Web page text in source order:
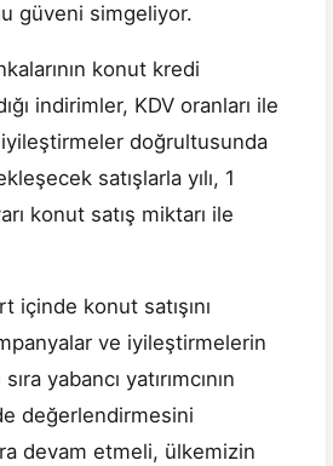
güveni simgeliyor.
konut kredi
indirimler, KDV oranları ile
doğrultusunda
satışlarla yılı, 1
konut satış miktarı ile
içinde konut satışını
ve iyileştirmelerin
yabancı yatırımcının
değerlendirmesini
devam etmeli, ülkemizin